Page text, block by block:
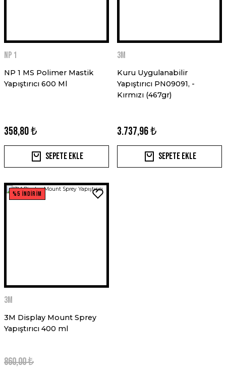
NP 1
NP 1 MS Polimer Mastik
Yapıştırıcı 600 Ml
358,80 ₺
Sepete Ekle
3M
Kuru Uygulanabilir
Yapıştırıcı PN09091, -
Kırmızı (467gr)
3.737,96 ₺
Sepete Ekle
%5 İNDİRİM
3M
3M Display Mount Sprey
Yapıştırıcı 400 ml
860,00 ₺